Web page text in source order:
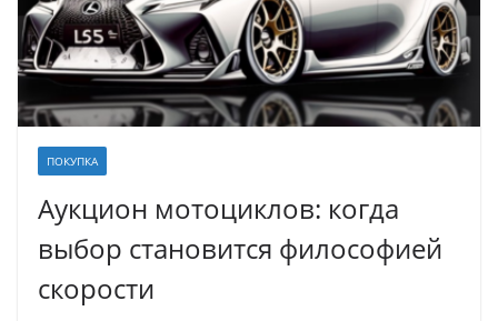
ПОКУПКА
Аукцион мотоциклов: когда
выбор становится философией
скорости